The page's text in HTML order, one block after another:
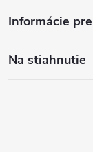
Informácie
Na stiahnutie